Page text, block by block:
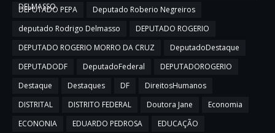
DELMASSO
DEPUTADO PEPA
Deputado Roberio Negreiros
deputado Rodrigo Delmasso
DEPUTADO ROGERIO
DEPUTADO ROGERIO MORRO DA CRUZ
DeputadoDestaque
DEPUTADODF
DeputadoFederal
DEPUTADOROGERIO
Destaque
Destaques DF
DireitosHumanos
DISTRITAL
DISTRITO FEDERAL Doutora Jane
Economia
ECONONIA
EDUARDO PEDROSA
EDUCAÇÃO